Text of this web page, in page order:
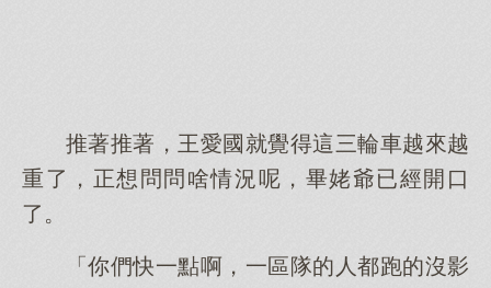
推著推著，王愛國就覺得這三輪車越來越
重了，正想問問啥情況呢，畢姥爺已經開口
了。
「你們快一點啊，一區隊的人都跑的沒影